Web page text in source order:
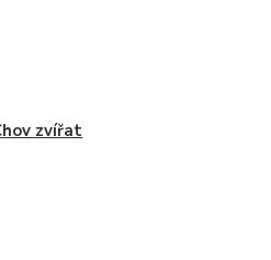
zvířat